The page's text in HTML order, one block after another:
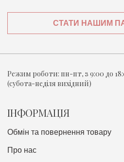
СТАТИ НАШИМ
Режим роботи: пн-пт, з 9:00 до
(субота-неділя вихідний)
ІНФОРМАЦІЯ
Обмін та повернення товару
Про нас